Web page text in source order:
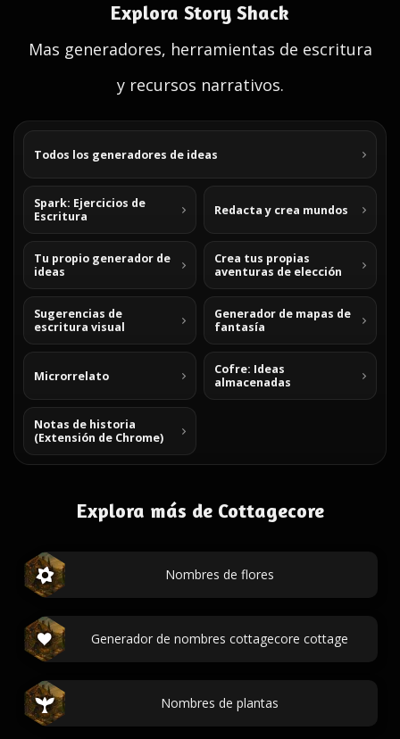
Explora Story Shack
Mas generadores, herramientas de escritura
y recursos narrativos.
Todos los generadores de ideas
Spark: Ejercicios de
Escritura
Redacta y crea mundos
Tu propio generador de
ideas
Crea tus propias
aventuras de elección
Sugerencias de
escritura visual
Generador de mapas de
fantasía
Microrrelato
Cofre: Ideas
almacenadas
Notas de historia
(Extensión de Chrome)
Explora más de Cottagecore
Nombres de flores
Generador de nombres cottagecore cottage
Nombres de plantas